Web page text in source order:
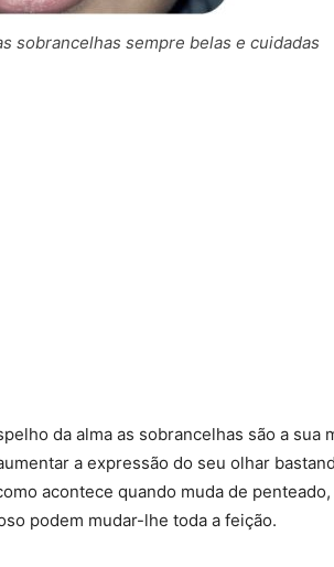
sobrancelhas sempre belas e cuidadas
da alma as sobrancelhas são a sua
a expressão do seu olhar
acontece quando muda de
podem mudar-lhe toda a feição.